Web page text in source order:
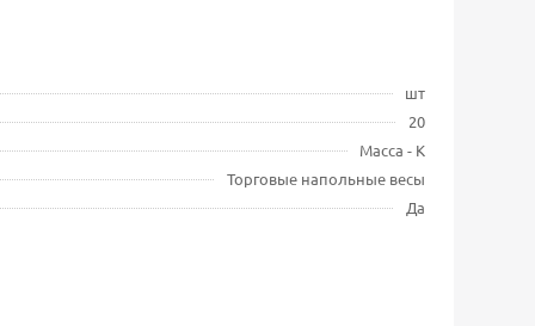
шт
20
Масса - К
Торговые напольные весы
Да